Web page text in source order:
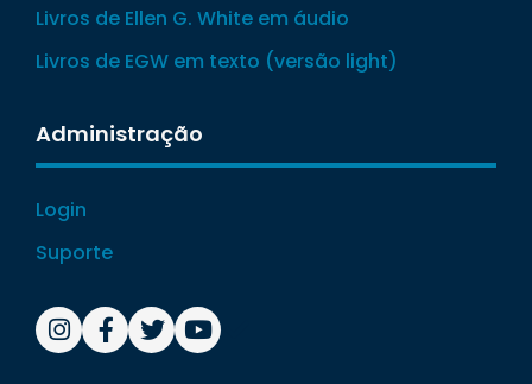
Livros de Ellen G. White em áudio
Livros de EGW em texto (versão light)
Administração
Login
Suporte